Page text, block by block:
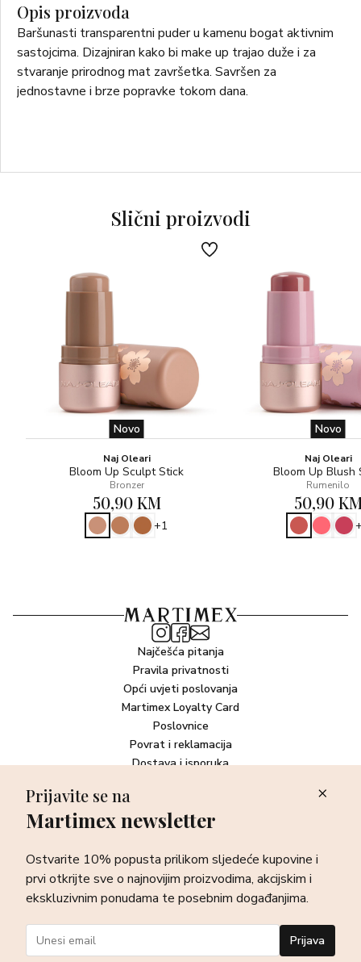
Opis proizvoda
Baršunasti transparentni puder u kamenu bogat aktivnim
sastojcima. Dizajniran kako bi make up trajao duže i za
stvaranje prirodnog mat završetka. Savršen za
jednostavne i brze popravke tokom dana.
Slični proizvodi
Novo
Naj Oleari
Bloom Up Sculpt Stick
Bronzer
50,90 KM
+1
Novo
Naj Oleari
Bloom Up Blush
Rumenilo
50,90
Najčešća pitanja
Pravila privatnosti
Opći uvjeti poslovanja
Martimex Loyalty Card
Poslovnice
Povrat i reklamacija
Dostava i isporuka
Newsletter
sve o najnovijim proizvodima, akcijskim i ekskluzivnim
ponudama te posebnim događanjima.
Prijava
Prijavite se na
Martimex newsletter
Ostvarite 10% popusta prilikom sljedeće kupovine i
prvi otkrijte sve o najnovijim proizvodima, akcijskim i
ekskluzivnim ponudama te posebnim događanjima.
Prijava